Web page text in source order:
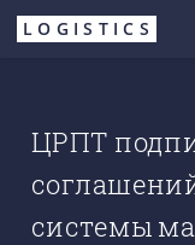
Перейти
LOGISTICS
ЦРПТ
системы